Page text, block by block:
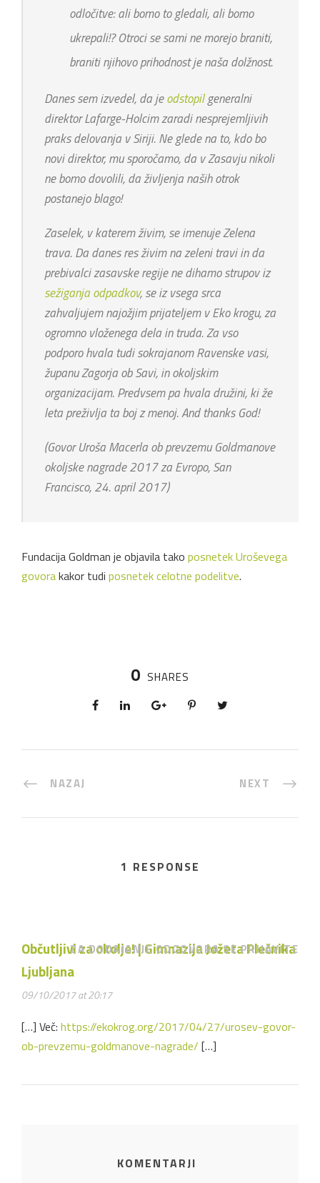
odločitve: ali bomo to gledali, ali bomo
ukrepali!? Otroci se sami ne morejo braniti,
braniti njihovo prihodnost je naša dolžnost.
Danes sem izvedel, da jeodstopilgeneralni
direktor Lafarge-Holcim zaradi nesprejemljivih
praks delovanja v Siriji. Ne glede na to, kdo bo
novi direktor, mu sporočamo, da v Zasavju nikoli
ne bomo dovolili, da življenja naših otrok
postanejo blago!
Zaselek, v katerem živim, se imenuje Zelena
trava. Da danes res živim na zeleni travi in da
prebivalci zasavske regije ne dihamo strupov iz
sežiganja odpadkov, se iz vsega srca
zahvaljujem najožjim prijateljem v Eko krogu, za
ogromno vloženega dela in truda. Za vso
podporo hvala tudi sokrajanom Ravenske vasi,
županu Zagorja ob Savi, in okoljskim
organizacijam. Predvsem pa hvala družini, ki že
leta preživlja ta boj z menoj. And thanks God!
(Govor Uroša Macerla ob prevzemu Goldmanove
okoljske nagrade 2017 za Evropo, San
Francisco, 24. april 2017)
Fundacija Goldman je objavila tako posnetek Uroševega
govorakakor tudi posnetek celotne podelitve.
0 SHARES
NAZAJ NEXT
1 RESPONSE
Občutljivi za okolje! | Gimnazija Jožeta Plečnika
Ljubljana
09/10/2017 at 20:17
ZA DODAJANJE ODGOVORA SE PRIJAVITE
[…] Več: https://ekokrog.org/2017/04/27/urosev-govor-
ob-prevzemu-goldmanove-nagrade/ […]
KOMENTARJI